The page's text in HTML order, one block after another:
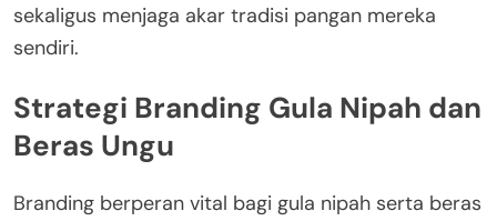
sekaligus menjaga akar tradisi pangan mereka
sendiri.
Strategi Branding Gula Nipah dan
Beras Ungu
Branding berperan vital bagi gula nipah serta beras